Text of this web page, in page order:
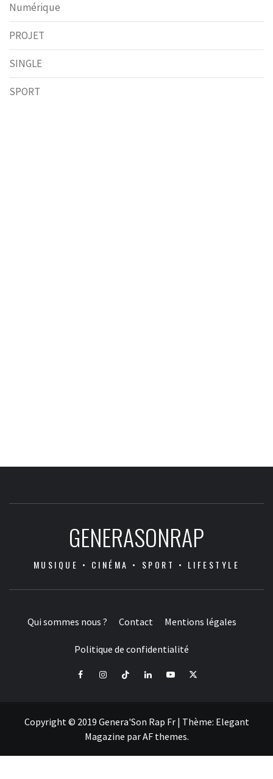
Numérique
PROJET
SINGLE
SPORT
GENERASONRAP
MUSIQUE • CINÉMA • SPORT • LIFESTYLE
Qui sommes nous ? Contact Mentions légales
Politique de confidentialité
FacebookInstagramTiktok LinkedInYoutube
X
Copyright © 2019 Genera'Son Rap Fr | Thème: Elegant
Magazine parAF themes.